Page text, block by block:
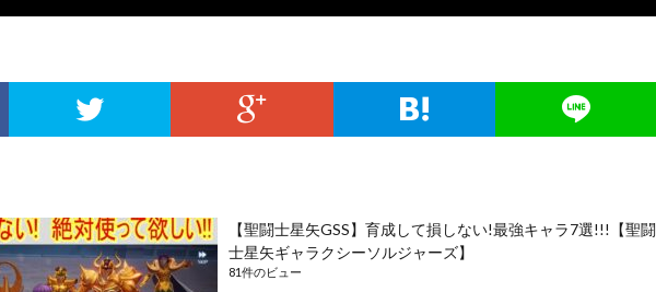
【聖闘士星矢GSS】育成して損しない!最強キャラ7選!!!【聖闘
士星矢ギャラクシーソルジャーズ】
81件のビュー